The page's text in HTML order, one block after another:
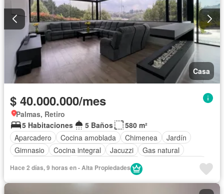
Casa
$ 40.000.000/mes
Palmas, Retiro
5 Habitaciones
5 Baños
580 m²
Aparcadero
Cocina amoblada Chimenea
Jardín
Gimnasio
Cocina integral Jacuzzi
Gas natural
Seguridad privada Cuarto de servicio
Hace 2 días, 9 horas en - Alta Propiedades